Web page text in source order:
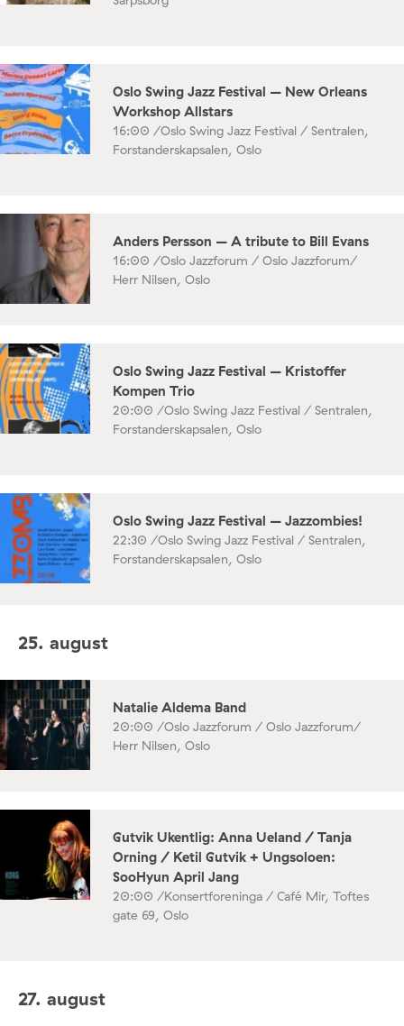
Oslo Swing Jazz Festival – New Orleans
Workshop Allstars
16:00 /Oslo Swing Jazz Festival / Sentralen,
Forstanderskapsalen, Oslo
Anders Persson – A tribute to Bill Evans
16:00 /Oslo Jazzforum / Oslo Jazzforum/
Herr Nilsen, Oslo
Oslo Swing Jazz Festival – Kristoffer
Kompen Trio
20:00 /Oslo Swing Jazz Festival / Sentralen,
Forstanderskapsalen, Oslo
Oslo Swing Jazz Festival – Jazzombies!
22:30 /Oslo Swing Jazz Festival / Sentralen,
Forstanderskapsalen, Oslo
25. august
Natalie Aldema Band
20:00 /Oslo Jazzforum / Oslo Jazzforum/
Herr Nilsen, Oslo
Gutvik Ukentlig: Anna Ueland / Tanja
Orning / Ketil Gutvik + Ungsoloen:
SooHyun April Jang
20:00 /Konsertforeninga / Café Mir, Toftes
gate 69, Oslo
27. august